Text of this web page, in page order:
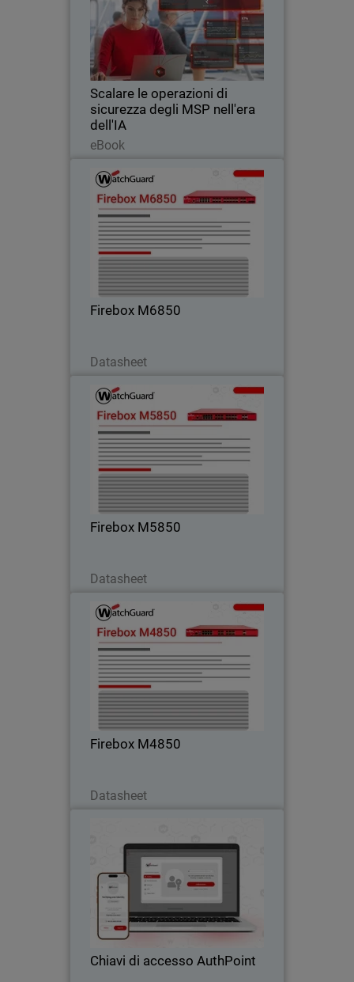
Scalare le operazioni di
sicurezza degli MSP nell'era
dell'IA
eBook
Body
Scopri come le operazioni di sicurezza
native per l'IA aiutano gli MSP a scalare i
servizi di cybersecurity, a ridurre il carico
operativo e a difendersi dalle minacce
basate sull'intelligenza…
Firebox M6850
Datasheet
Firebox M6850
Ottieni il massimo margine di
prestazioni per le reti periferiche e ad
alta densità dei data center grazie alla
connettività integrata a 25G, 50G e
Firebox M5850
Datasheet
Firebox M5850
Garantisce prestazioni costanti traffico
crittografato intenso grazie a
connettività alta velocità integrata,
ideale per ambienti campus reti centrali.
Firebox M4850
Datasheet
Firebox M4850
Passa a firewall rackmount con UTM,
VPN e ispezione HTTPS – ideale per chi
supera le soluzioni di fascia media.
Chiavi di accesso AuthPoint
Autenticazione senza password con
chiavi AuthPoint per applicazioni OIDC e
SAML. Previeni furto di credenziali e
attacchi di phishing nel SaaS.